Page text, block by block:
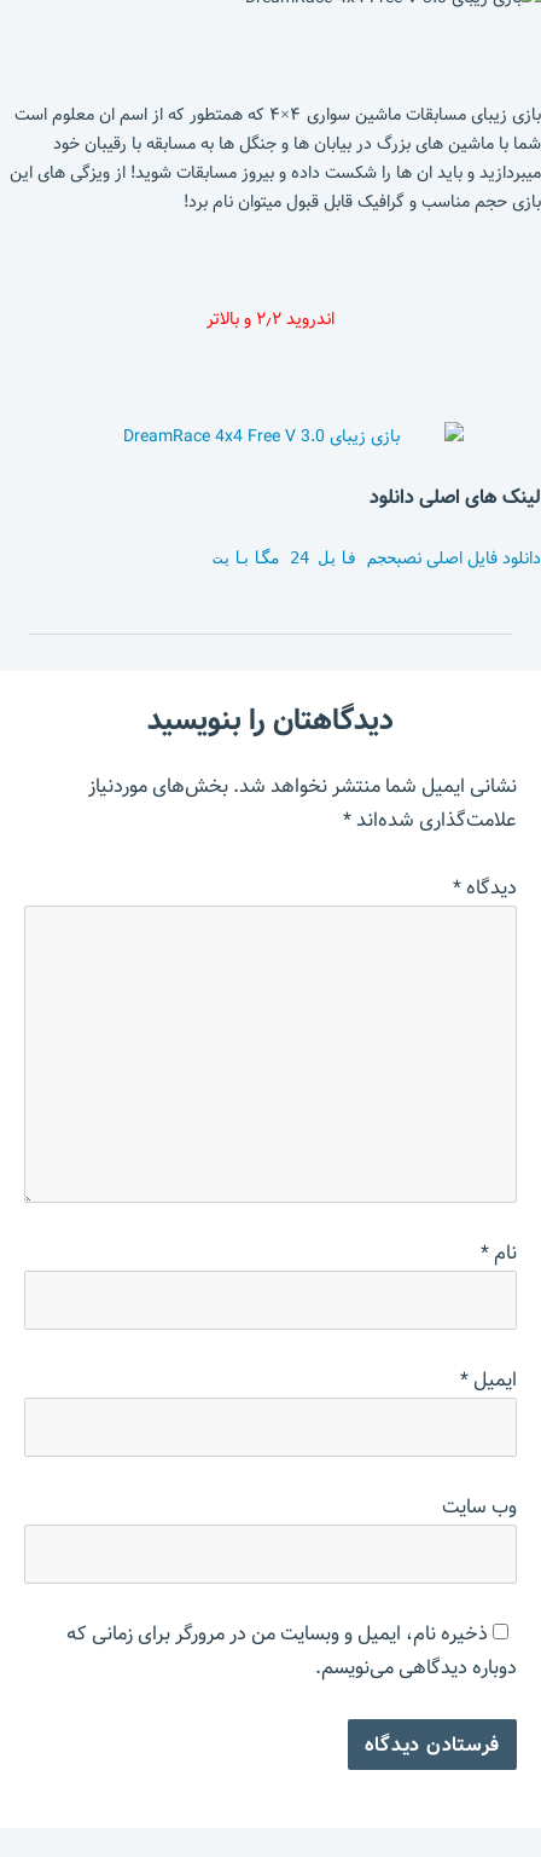
بازی زیبای مسابقات ماشین سواری ۴×۴ که همتطور که از اسم ان معلوم است
شما با ماشین های بزرگ در بیابان ها و جنگل ها به مسابقه با رقیبان خود
میبردازید و باید ان ها را شکست داده و بیروز مسابقات شوید! از ویزگی های این
بازی حجم مناسب و گرافیک قابل قبول میتوان نام برد!
اندروید ۲٫۲ و بالاتر
لینک های اصلی دانلود
دانلود فایل اصلی نصبحجم فایل 24 مگابایت
دیدگاهتان را بنویسید
نشانی ایمیل شما منتشر نخواهد شد.بخش‌های موردنیاز
علامت‌گذاری شده‌اند*
دیدگاه*
نام*
ایمیل*
وب‌ سایت
ذخیره نام، ایمیل و وبسایت من در مرورگر برای زمانی که
دوباره دیدگاهی می‌نویسم.